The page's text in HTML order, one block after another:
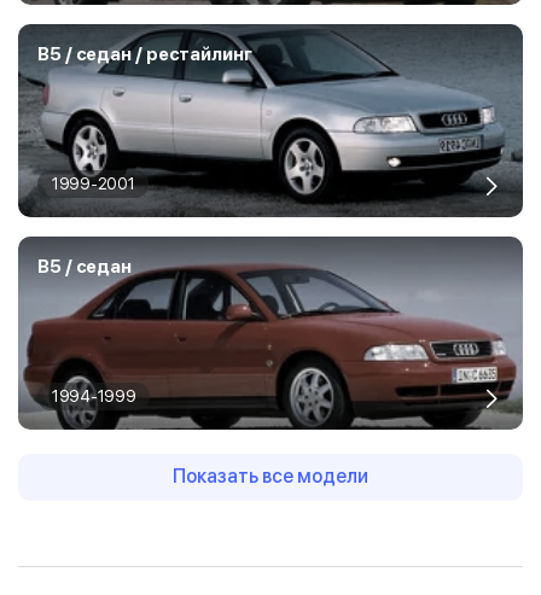
B5 / седан / рестайлинг
1999-2001
B5 / седан
1994-1999
Показать все модели